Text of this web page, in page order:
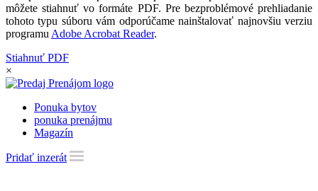
môžete stiahnuť vo formáte PDF. Pre bezproblémové prehliadanie
tohoto typu súboru vám odporúčame nainštalovať najnovšiu verziu
programu Adobe Acrobat Reader.
Stiahnuť PDF
×
Ponuka bytov
ponuka prenájmu
Magazín
Pridať inzerát